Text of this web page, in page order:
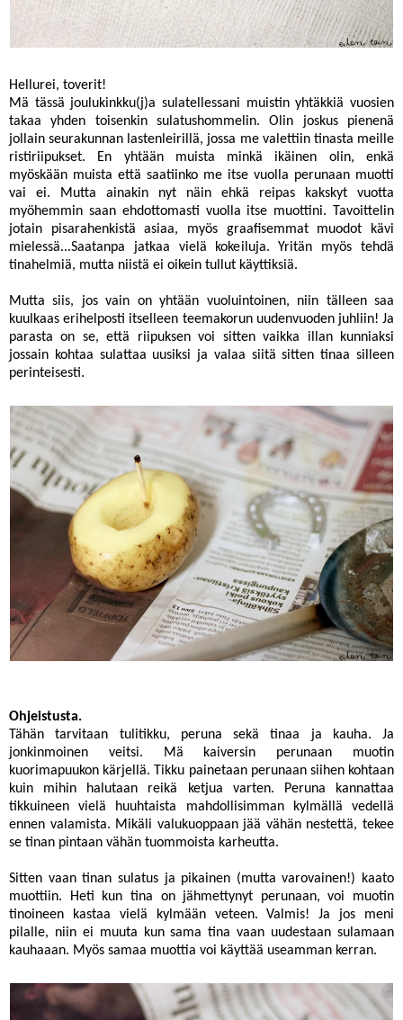
Hellurei, toverit!
Mä tässä joulukinkku(j)a sulatellessani muistin yhtäkkiä vuosien
takaa yhden toisenkin sulatushommelin. Olin joskus pienenä
jollain seurakunnan lastenleirillä, jossa me valettiin tinasta meille
ristiriipukset. En yhtään muista minkä ikäinen olin, enkä
myöskään muista että saatiinko me itse vuolla perunaan muotti
vai ei. Mutta ainakin nyt näin ehkä reipas kakskyt vuotta
myöhemmin saan ehdottomasti vuolla itse muottini. Tavoittelin
jotain pisarahenkistä asiaa, myös graafisemmat muodot kävi
mielessä...Saatanpa jatkaa vielä kokeiluja. Yritän myös tehdä
tinahelmiä, mutta niistä ei oikein tullut käyttiksiä.
Mutta siis, jos vain on yhtään vuoluintoinen, niin tälleen saa
kuulkaas erihelposti itselleen teemakorun uudenvuoden juhliin! Ja
parasta on se, että riipuksen voi sitten vaikka illan kunniaksi
jossain kohtaa sulattaa uusiksi ja valaa siitä sitten tinaa silleen
perinteisesti.
Ohjeistusta.
Tähän tarvitaan tulitikku, peruna sekä tinaa ja kauha. Ja
jonkinmoinen veitsi. Mä kaiversin perunaan muotin
kuorimapuukon kärjellä. Tikku painetaan perunaan siihen kohtaan
kuin mihin halutaan reikä ketjua varten. Peruna kannattaa
tikkuineen vielä huuhtaista mahdollisimman kylmällä vedellä
ennen valamista. Mikäli valukuoppaan jää vähän nestettä, tekee
se tinan pintaan vähän tuommoista karheutta.
Sitten vaan tinan sulatus ja pikainen (mutta varovainen!) kaato
muottiin. Heti kun tina on jähmettynyt perunaan, voi muotin
tinoineen kastaa vielä kylmään veteen. Valmis! Ja jos meni
pilalle, niin ei muuta kun sama tina vaan uudestaan sulamaan
kauhaaan. Myös samaa muottia voi käyttää useamman kerran.